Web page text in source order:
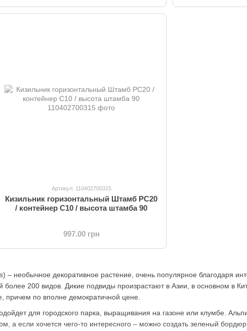
) – необычное декоративное растение, очень популярное благодаря
200 видов. Дикие подвиды произрастают в Азии, в основном в
причем по вполне демократичной цене.
для городского парка, выращивания на газоне или клумбе.
а если хочется чего-то интересного – можно создать зеленый бордюр
Артикул: 110402700315
Кизильник горизонтальный Штамб PC20
/ контейнер C10 / высота штамба 90
997.00 грн